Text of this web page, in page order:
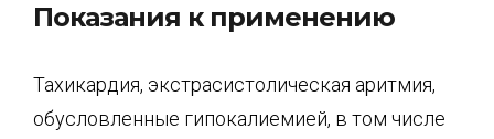
Показания к применению
Тахикардия, экстрасистолическая аритмия,
обусловленные гипокалиемией, в том числе